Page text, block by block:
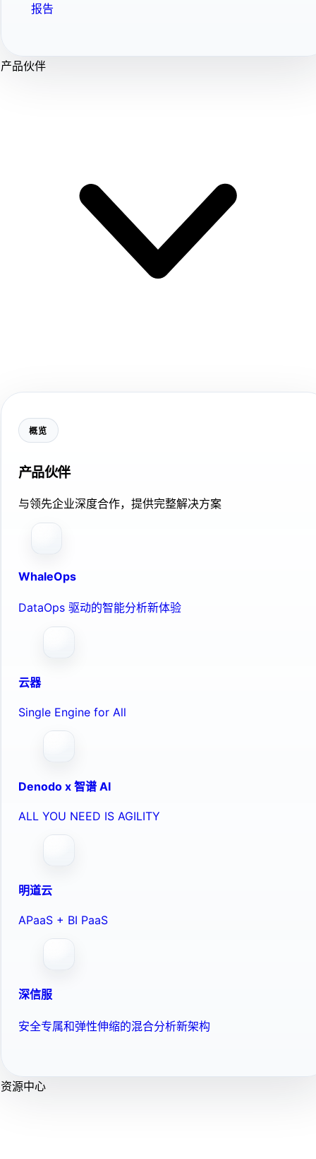
报告
产品伙伴
概览
产品伙伴
与领先企业深度合作，提供完整解决方案
WhaleOps
DataOps 驱动的智能分析新体验
云器
Single Engine for All
Denodo x 智谱 AI
ALL YOU NEED IS AGILITY
明道云
APaaS + BI PaaS
深信服
安全专属和弹性伸缩的混合分析新架构
资源中心